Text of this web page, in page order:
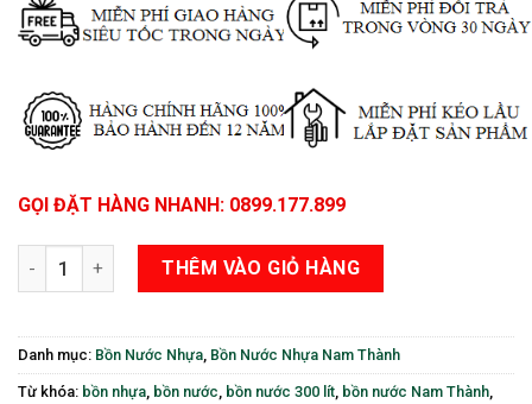
GỌI ĐẶT HÀNG NHANH: 0899.177.899
Bồn Nước Nhựa Tiêu Chuẩn 300 Lít Nằm Nam Thành số lượng
THÊM VÀO GIỎ HÀNG
Danh mục: Bồn Nước Nhựa Bồn Nước Nhựa Nam Thành
Từ khóa: bồn nhựa bồn nước bồn nước 300 lít bồn nước Nam Thành